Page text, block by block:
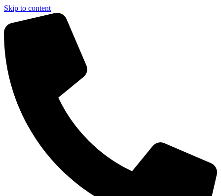
Skip to content